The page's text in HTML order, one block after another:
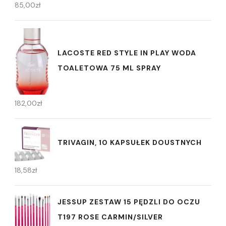
85,00zł
LACOSTE RED STYLE IN PLAY WODA
TOALETOWA 75 ML SPRAY
182,00zł
TRIVAGIN, 10 KAPSUŁEK DOUSTNYCH
18,58zł
JESSUP ZESTAW 15 PĘDZLI DO OCZU
T197 ROSE CARMIN/SILVER